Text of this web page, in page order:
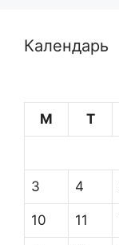
Календарь
M
T
3 4
10 11